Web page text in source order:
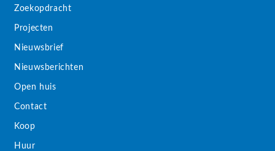
Zoekopdracht
Projecten
Nieuwsbrief
Nieuwsberichten
Open huis
Contact
Koop
Huur